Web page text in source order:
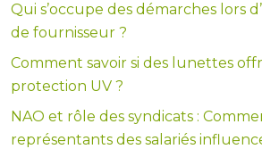
Qui s’occupe des démarches lors
de fournisseur ?
Comment savoir si des lunettes
protection UV ?
NAO et rôle des syndicats :
représentants des salariés